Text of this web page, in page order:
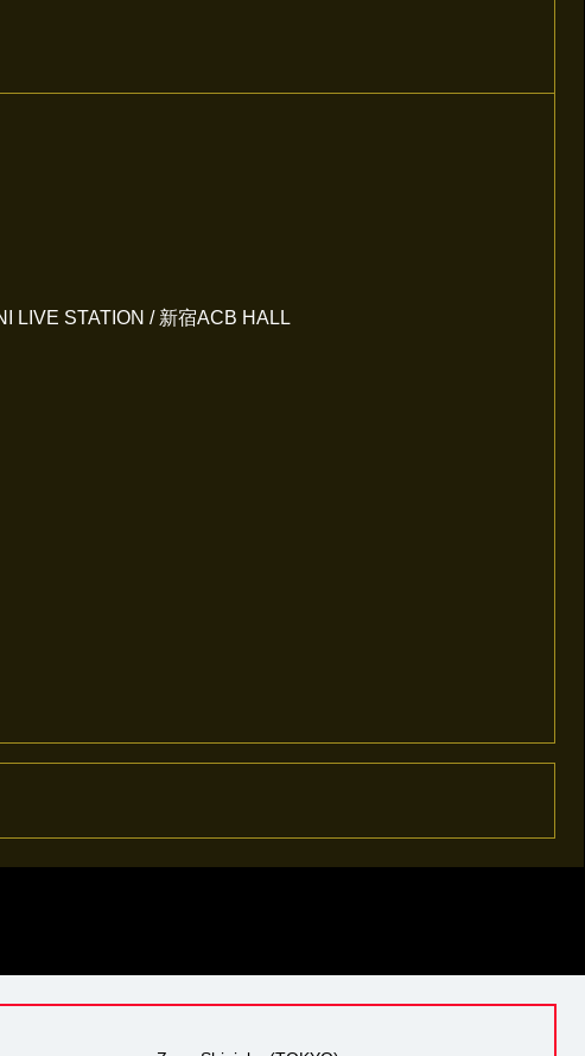
LIVE STATION / 新宿ACB HALL